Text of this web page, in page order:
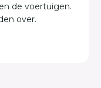
de voertuigen.
over.